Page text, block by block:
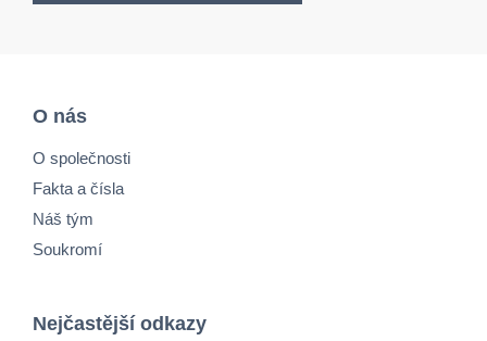
O nás
O společnosti
Fakta a čísla
Náš tým
Soukromí
Nejčastější odkazy